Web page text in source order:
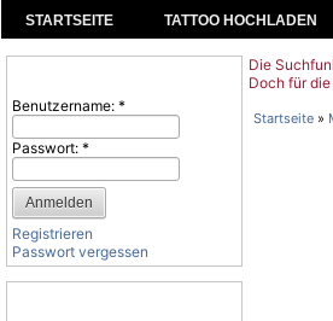
STARTSEITE TATTOO HOCHLADEN
Benutzername: *
Passwort: *
Registrieren
Passwort vergessen
Die
Doch für
Startseite »